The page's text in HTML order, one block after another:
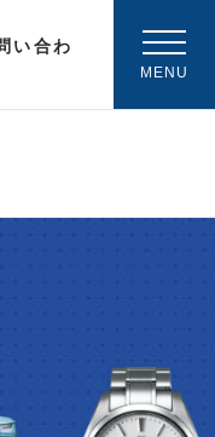
い合わ
MENU